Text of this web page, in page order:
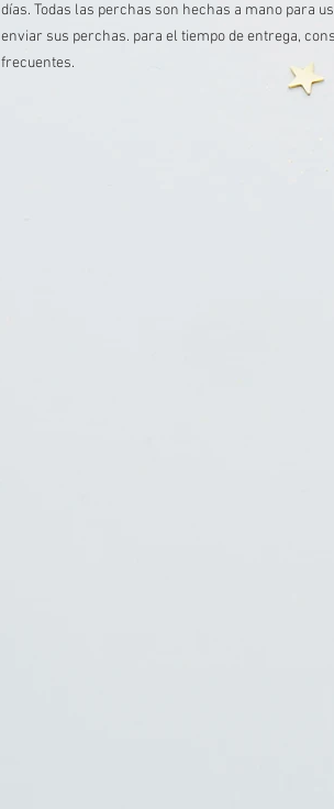
días. Todas las perchas son hechas a mano para
enviar sus perchas. para el tiempo de entrega,
frecuentes.